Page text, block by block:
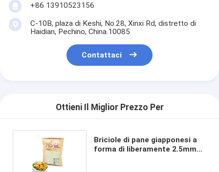
+86 13910523156
C-10B, plaza di Keshi, No.28, Xinxi Rd, distretto di
Haidian, Pechino, China.10085
Contattaci
Ottieni Il Miglior Prezzo Per
Briciole di pane giapponesi a
forma di liberamente 2.5mm